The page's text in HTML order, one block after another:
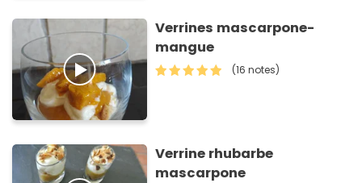
Verrines mascarpone-
mangue
(16 notes)
Verrine rhubarbe
mascarpone